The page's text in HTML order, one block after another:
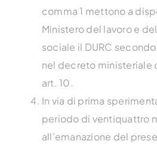
comma 1 mettono a
Ministero del lavoro e
sociale il DURC
nel decreto ministeriale
art. 10.
In via di prima
periodo di ventiquattro
all’emanazione del